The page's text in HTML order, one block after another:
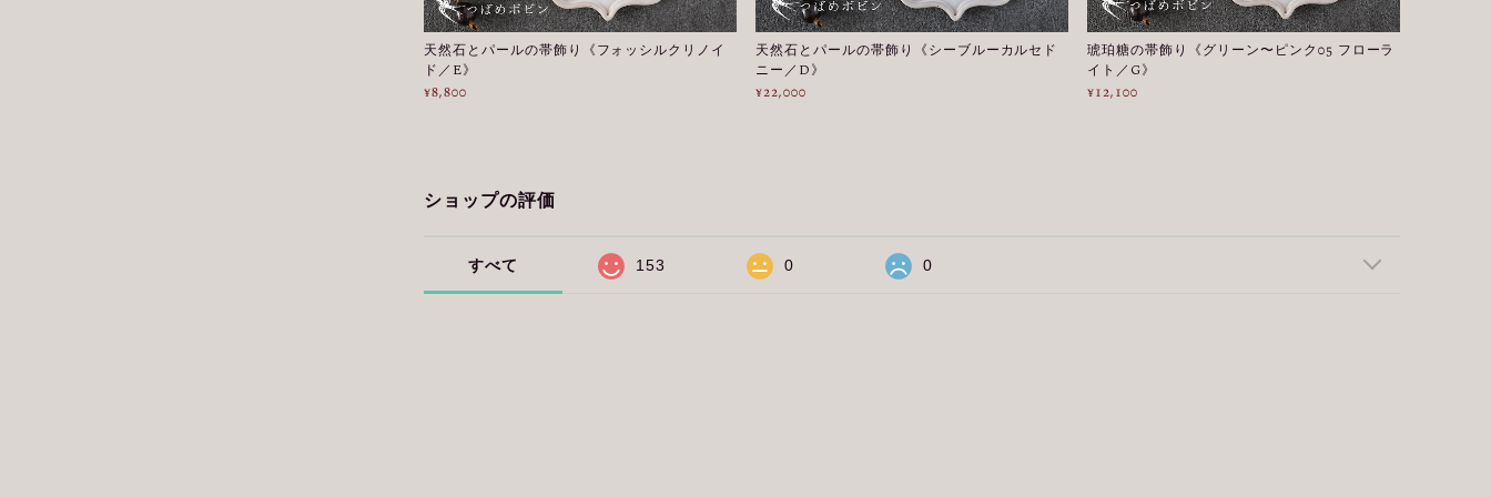
天然石とパールの帯飾り《フォッシルクリノイ
ド／E》
¥8,800
天然石とパールの帯飾り《シーブルーカルセド
ニー／D》
¥22,000
琥珀糖の帯飾り《グリーン〜ピンク05 フローラ
イト／G》
¥12,100
ショップの評価
すべて 153 0 0